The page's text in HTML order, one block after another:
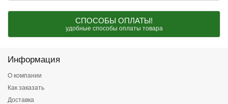
СПОСОБЫ ОПЛАТЫ!
удобные способы оплаты товара
Информация
О компании
Как заказать
Доставка